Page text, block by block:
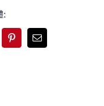
:
PinterestEmail